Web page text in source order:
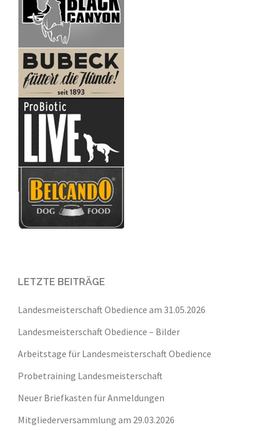
LETZTE BEITRÄGE
Landesmeisterschaft Obedience am 31.05.2026
Landesmeisterschaft Obedience – Bilder
Arbeitstage für Landesmeisterschaft Obedience
Probetraining Landesmeisterschaft
Neuer Briefkasten für Anmeldungen
Mitgliederversammlung am 29.03.2026